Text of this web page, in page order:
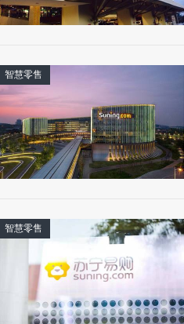
智慧零售
智慧零售